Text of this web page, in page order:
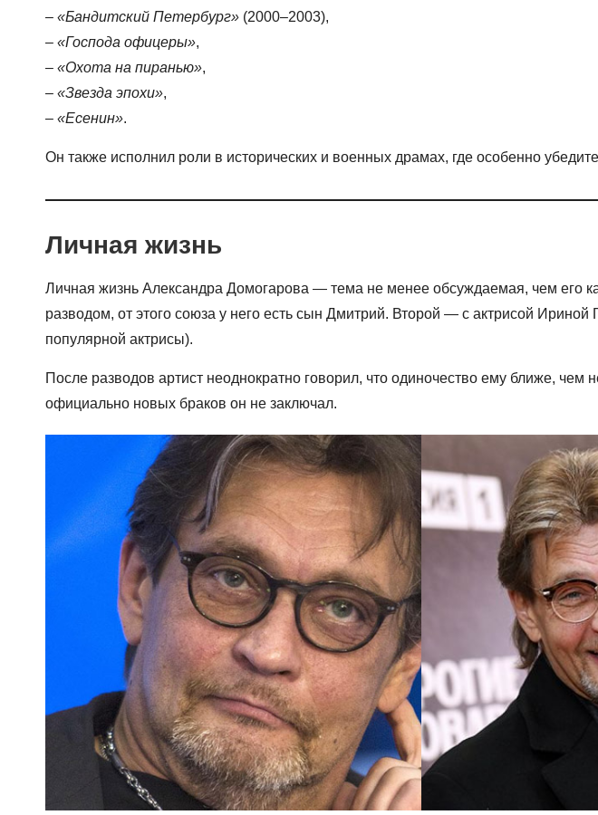
– «Бандитский Петербург» (2000–2003),
– «Господа офицеры»,
– «Охота на пиранью»,
– «Звезда эпохи»,
– «Есенин».
Он также исполнил роли в исторических и военных драмах, где особенно
Личная жизнь
Личная жизнь Александра Домогарова — тема не менее обсуждаемая, чем его
разводом, от этого союза у него есть сын Дмитрий. Второй — с актрисой
популярной актрисы).
После разводов артист неоднократно говорил, что одиночество ему ближе,
официально новых браков он не заключал.